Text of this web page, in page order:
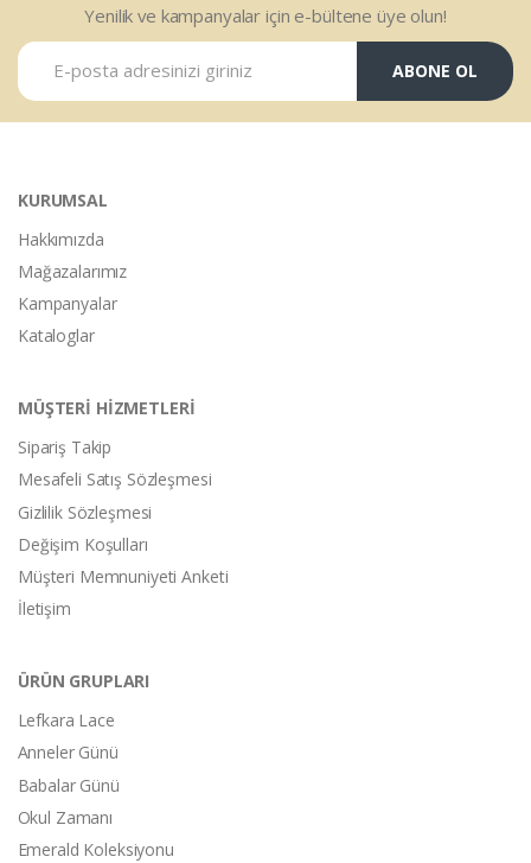
Yenilik ve kampanyalar için e-bültene üye olun!
ABONE OL
KURUMSAL
Hakkımızda
Mağazalarımız
Kampanyalar
Kataloglar
MÜŞTERİ HİZMETLERİ
Sipariş Takip
Mesafeli Satış Sözleşmesi
Gizlilik Sözleşmesi
Değişim Koşulları
Müşteri Memnuniyeti Anketi
İletişim
ÜRÜN GRUPLARI
Lefkara Lace
Anneler Günü
Babalar Günü
Okul Zamanı
Emerald Koleksiyonu